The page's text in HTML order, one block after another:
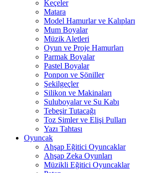
Keçeler
Matara
Model Hamurlar ve Kalıpları
Mum Boyalar
Müzik Aletleri
Oyun ve Proje Hamurları
Parmak Boyalar
Pastel Boyalar
Ponpon ve Şöniller
Şekilgeçler
Silikon ve Makinaları
Suluboyalar ve Su Kabı
Tebeşir Tutacağı
Toz Simler ve Elişi Pulları
Yazı Tahtası
Oyuncak
Ahşap Eğitici Oyuncaklar
Ahşap Zeka Oyunları
Müzikli Eğitici Oyuncaklar